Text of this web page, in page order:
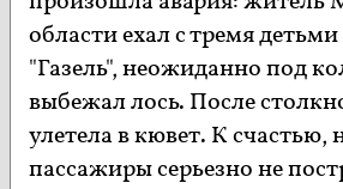
области ехал с тремя
"Газель", неожиданно под
выбежал лось. После
улетела в кювет. К счастью,
пассажиры серьезно не